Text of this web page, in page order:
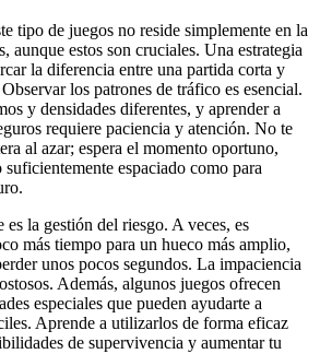
tipo de juegos no reside simplemente en la
aunque estos son cruciales. Una estrategia
la diferencia entre una partida corta y
los patrones de tráfico es esencial.
y densidades diferentes, y aprender a
requiere paciencia y atención. No te
al azar; espera el momento oportuno,
espaciado como para
la gestión del riesgo. A veces, es
más tiempo para un hueco más amplio,
unos pocos segundos. La impaciencia
Además, algunos juegos ofrecen
especiales que pueden ayudarte a
Aprende a utilizarlos de forma eficaz
de supervivencia y aumentar tu